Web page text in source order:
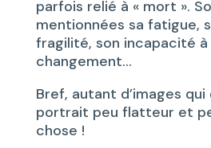
parfois relié à « mort ».
mentionnées sa fatigue,
fragilité, son incapacité à
changement…
Bref, autant d’images
portrait peu flatteur et
chose !